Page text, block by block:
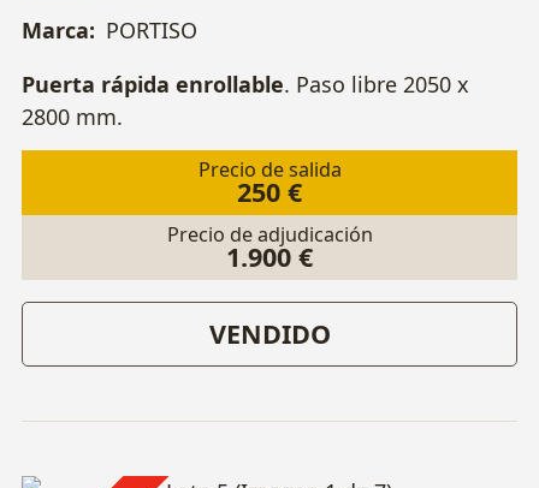
Marca: PORTISO
Puerta rápida enrollable. Paso libre 2050 x
2800 mm.
Precio de salida
250 €
Precio de adjudicación
1.900 €
VENDIDO